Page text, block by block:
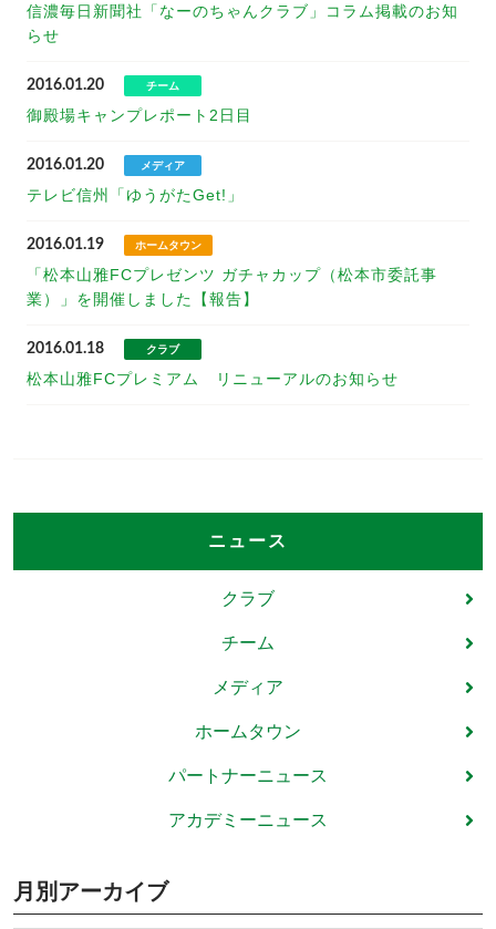
信濃毎日新聞社「なーのちゃんクラブ」コラム掲載のお知
らせ
2016.01.20 チーム
御殿場キャンプレポート2日目
2016.01.20 メディア
テレビ信州「ゆうがたGet!」
2016.01.19 ホームタウン
「松本山雅FCプレゼンツ ガチャカップ（松本市委託事
業）」を開催しました【報告】
2016.01.18 クラブ
松本山雅FCプレミアム リニューアルのお知らせ
ニュース
クラブ
チーム
メディア
ホームタウン
パートナーニュース
アカデミーニュース
月別アーカイブ